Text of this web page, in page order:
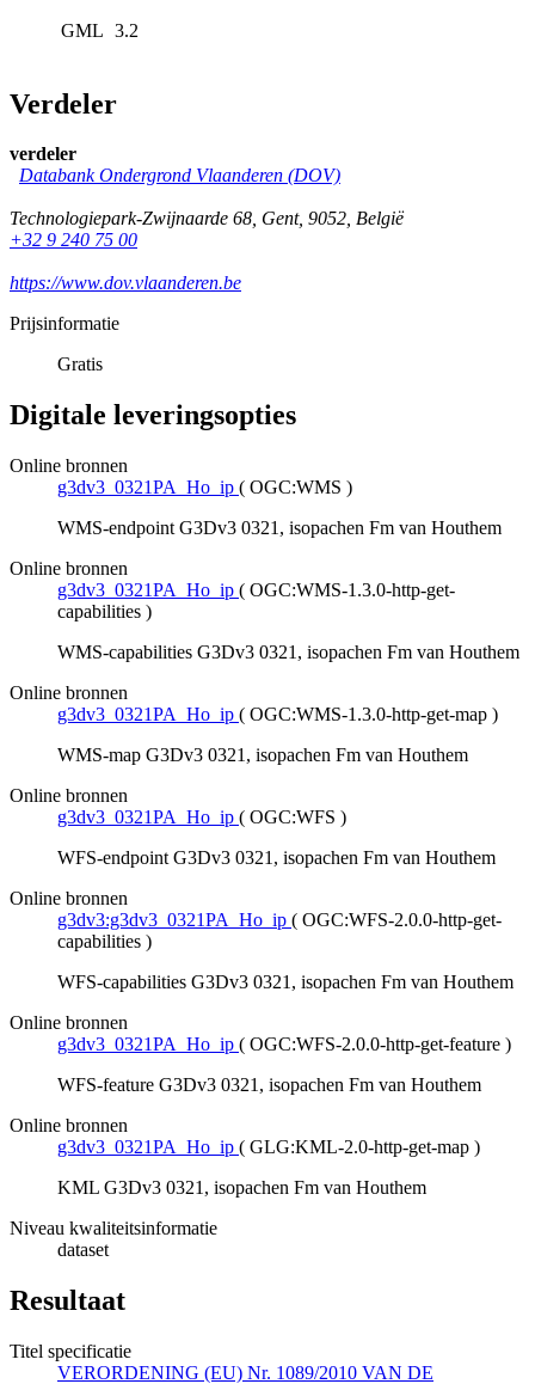
GML 3.2
Verdeler
verdeler
Databank Ondergrond Vlaanderen (DOV)
Technologiepark-Zwijnaarde 68, Gent, 9052, België
+32 9 240 75 00
https://www.dov.vlaanderen.be
Prijsinformatie
Gratis
Digitale leveringsopties
Online bronnen
g3dv3_0321PA_Ho_ip ( OGC:WMS )
WMS-endpoint G3Dv3 0321, isopachen Fm van Houthem
Online bronnen
g3dv3_0321PA_Ho_ip ( OGC:WMS-1.3.0-http-get-
capabilities )
WMS-capabilities G3Dv3 0321, isopachen Fm van Houthem
Online bronnen
g3dv3_0321PA_Ho_ip ( OGC:WMS-1.3.0-http-get-map )
WMS-map G3Dv3 0321, isopachen Fm van Houthem
Online bronnen
g3dv3_0321PA_Ho_ip ( OGC:WFS )
WFS-endpoint G3Dv3 0321, isopachen Fm van Houthem
Online bronnen
g3dv3:g3dv3_0321PA_Ho_ip ( OGC:WFS-2.0.0-http-get-
capabilities )
WFS-capabilities G3Dv3 0321, isopachen Fm van Houthem
Online bronnen
g3dv3_0321PA_Ho_ip ( OGC:WFS-2.0.0-http-get-feature )
WFS-feature G3Dv3 0321, isopachen Fm van Houthem
Online bronnen
g3dv3_0321PA_Ho_ip ( GLG:KML-2.0-http-get-map )
KML G3Dv3 0321, isopachen Fm van Houthem
Niveau kwaliteitsinformatie
dataset
Resultaat
Titel specificatie
VERORDENING (EU) Nr. 1089/2010 VAN DE